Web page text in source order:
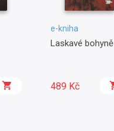
e-kniha
Laskavé bohyně
489 Kč